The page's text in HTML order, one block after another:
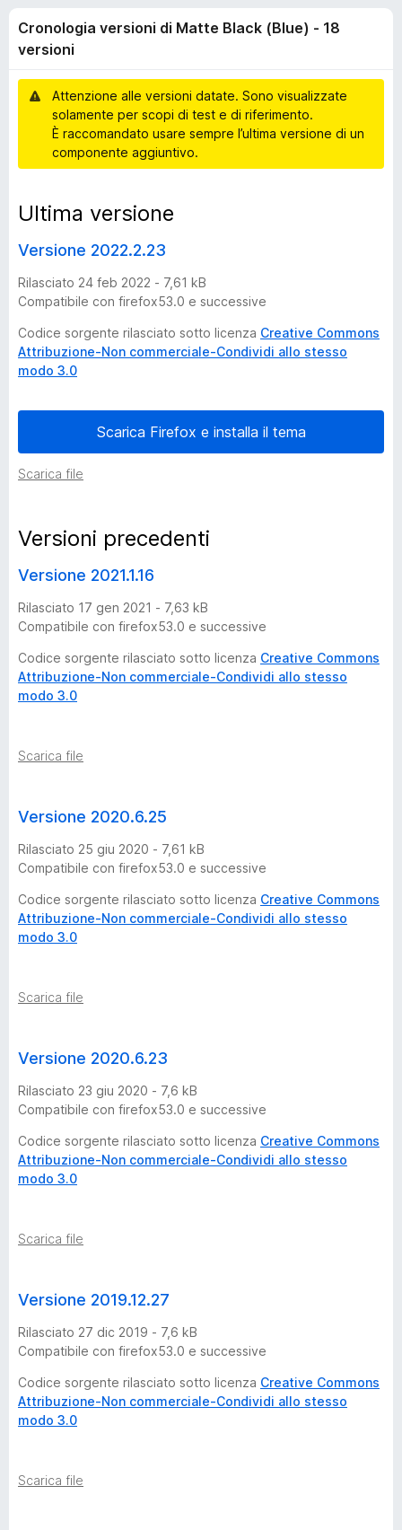
v
p
e
r
i
x
o
g
i
a
e
r
s
i
o
n
i
d
i
M
a
t
t
B
l
a
k
(
B
l
u
-
1
8
v
e
s
Cronologia versioni di Matte Black (Blue) - 18
versioni
Attenzione alle versioni datate. Sono visualizzate
solamente per scopi di test e di riferimento.
È raccomandato usare sempre l’ultima versione di un
componente aggiuntivo.
Ultima versione
Versione 2022.2.23
Rilasciato 24 feb 2022 - 7,61 kB
Compatibile con firefox53.0 e successive
Codice sorgente rilasciato sotto licenza Creative Commons
Attribuzione-Non commerciale-Condividi allo stesso
modo 3.0
Scarica Firefox e installa il tema
Scarica file
Versioni precedenti
Versione 2021.1.16
Rilasciato 17 gen 2021 - 7,63 kB
Compatibile con firefox53.0 e successive
Codice sorgente rilasciato sotto licenza Creative Commons
Attribuzione-Non commerciale-Condividi allo stesso
modo 3.0
Scarica file
Versione 2020.6.25
Rilasciato 25 giu 2020 - 7,61 kB
Compatibile con firefox53.0 e successive
Codice sorgente rilasciato sotto licenza Creative Commons
Attribuzione-Non commerciale-Condividi allo stesso
modo 3.0
Scarica file
Versione 2020.6.23
Rilasciato 23 giu 2020 - 7,6 kB
Compatibile con firefox53.0 e successive
Codice sorgente rilasciato sotto licenza Creative Commons
Attribuzione-Non commerciale-Condividi allo stesso
modo 3.0
Scarica file
Versione 2019.12.27
Rilasciato 27 dic 2019 - 7,6 kB
Compatibile con firefox53.0 e successive
Codice sorgente rilasciato sotto licenza Creative Commons
Attribuzione-Non commerciale-Condividi allo stesso
modo 3.0
Scarica file